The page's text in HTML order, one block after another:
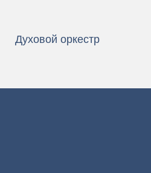
Духовой оркестр